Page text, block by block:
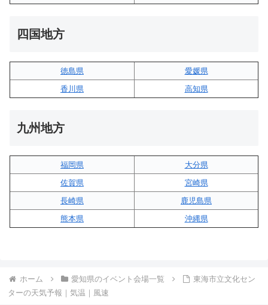
四国地方
徳島県
愛媛県
香川県
高知県
九州地方
福岡県
大分県
佐賀県
宮崎県
長崎県
鹿児島県
熊本県
沖縄県
ホーム 愛知県のイベント会場一覧
東海市立文化セン
ターの天気予報｜気温｜風速